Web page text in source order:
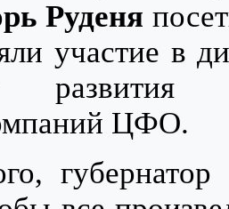
Руденя
участие в
ЦФО.